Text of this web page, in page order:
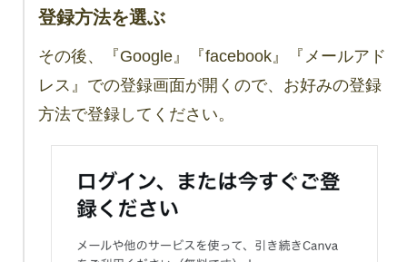
登録方法を選ぶ
その後、『Google』『facebook』『メールアド
レス』での登録画面が開くので、お好みの登録
方法で登録してください。